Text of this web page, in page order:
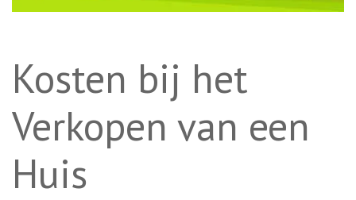
Kosten bij het
Verkopen van een
Huis